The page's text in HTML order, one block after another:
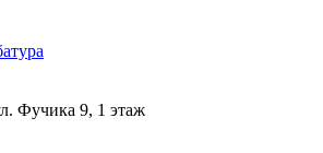
Фучика 9, 1 этаж